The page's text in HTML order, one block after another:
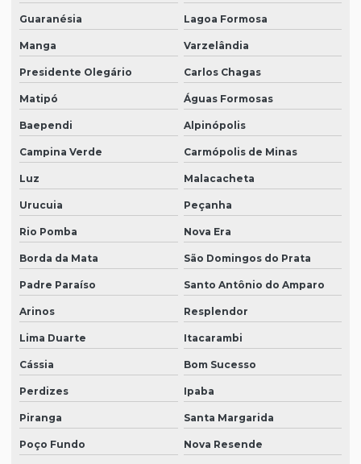
Guaranésia Lagoa Formosa
Manga Varzelândia
Presidente Olegário Carlos Chagas
Matipó Águas Formosas
Baependi Alpinópolis
Campina Verde Carmópolis de Minas
Luz Malacacheta
Urucuia Peçanha
Rio Pomba Nova Era
Borda da Mata São Domingos do Prata
Padre Paraíso Santo Antônio do Amparo
Arinos Resplendor
Lima Duarte Itacarambi
Cássia Bom Sucesso
Perdizes Ipaba
Piranga Santa Margarida
Poço Fundo Nova Resende